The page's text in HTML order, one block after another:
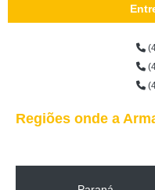
Regiões onde a